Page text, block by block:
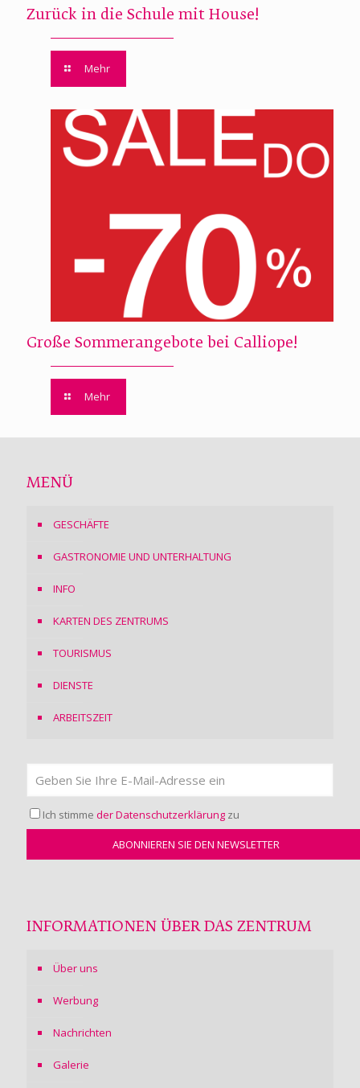
Zurück in die Schule mit House!
Mehr
Große Sommerangebote bei Calliope!
Mehr
MENÜ
GESCHÄFTE
GASTRONOMIE UND UNTERHALTUNG
INFO
KARTEN DES ZENTRUMS
TOURISMUS
DIENSTE
ARBEITSZEIT
Ich stimme der Datenschutzerklärung zu
INFORMATIONEN ÜBER DAS ZENTRUM
Über uns
Werbung
Nachrichten
Galerie